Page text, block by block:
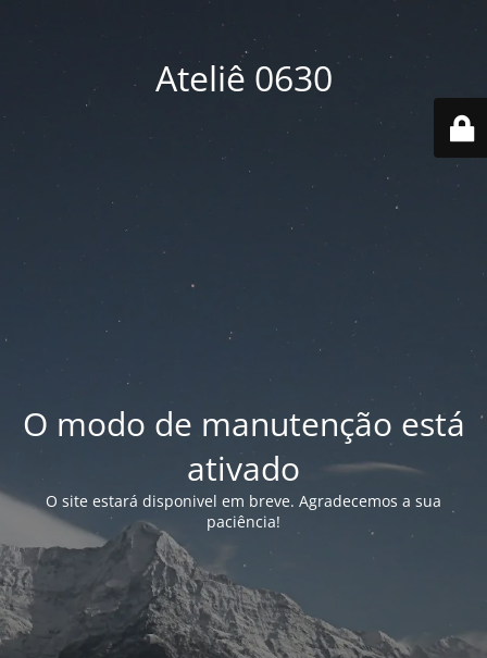
Ateliê 0630
O modo de manutenção está
ativado
O site estará disponivel em breve. Agradecemos a sua
paciência!